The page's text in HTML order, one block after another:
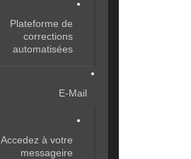
Plateforme de
corrections
automatisées
E-Mail
Accedez à votre
messageire